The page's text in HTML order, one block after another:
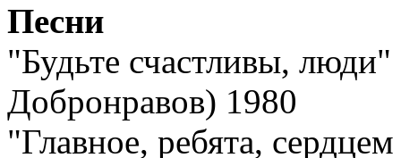
Песни
"Будьте счастливы,
Добронравов) 1980
"Главное, ребята,